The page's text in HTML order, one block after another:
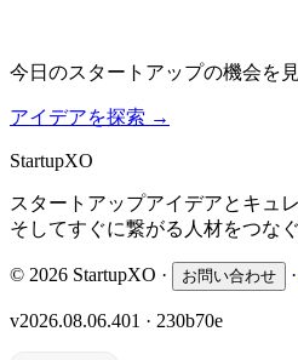
今日のスタートアップの機会を
アイデアを探索 →
StartupXO
スタートアップアイデアとキュ
そしてすぐに繋がる人材をつな
© 2026 StartupXO · お問い合わせ ·
v2026.08.06.401 · 230b70e